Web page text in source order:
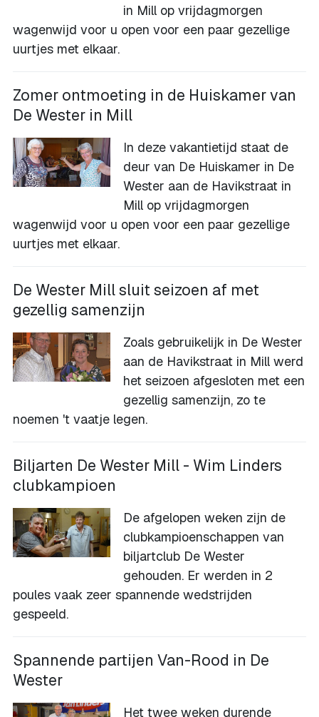
in Mill op vrijdagmorgen
wagenwijd voor u open voor een paar gezellige
uurtjes met elkaar.
Zomer ontmoeting in de Huiskamer van
De Wester in Mill
In deze vakantietijd staat de
deur van De Huiskamer in De
Wester aan de Havikstraat in
Mill op vrijdagmorgen
wagenwijd voor u open voor een paar gezellige
uurtjes met elkaar.
De Wester Mill sluit seizoen af met
gezellig samenzijn
Zoals gebruikelijk in De Wester
aan de Havikstraat in Mill werd
het seizoen afgesloten met een
gezellig samenzijn, zo te
noemen 't vaatje legen.
Biljarten De Wester Mill - Wim Linders
clubkampioen
De afgelopen weken zijn de
clubkampioenschappen van
biljartclub De Wester
gehouden. Er werden in 2
poules vaak zeer spannende wedstrijden
gespeeld.
Spannende partijen Van-Rood in De
Wester
Het twee weken durende